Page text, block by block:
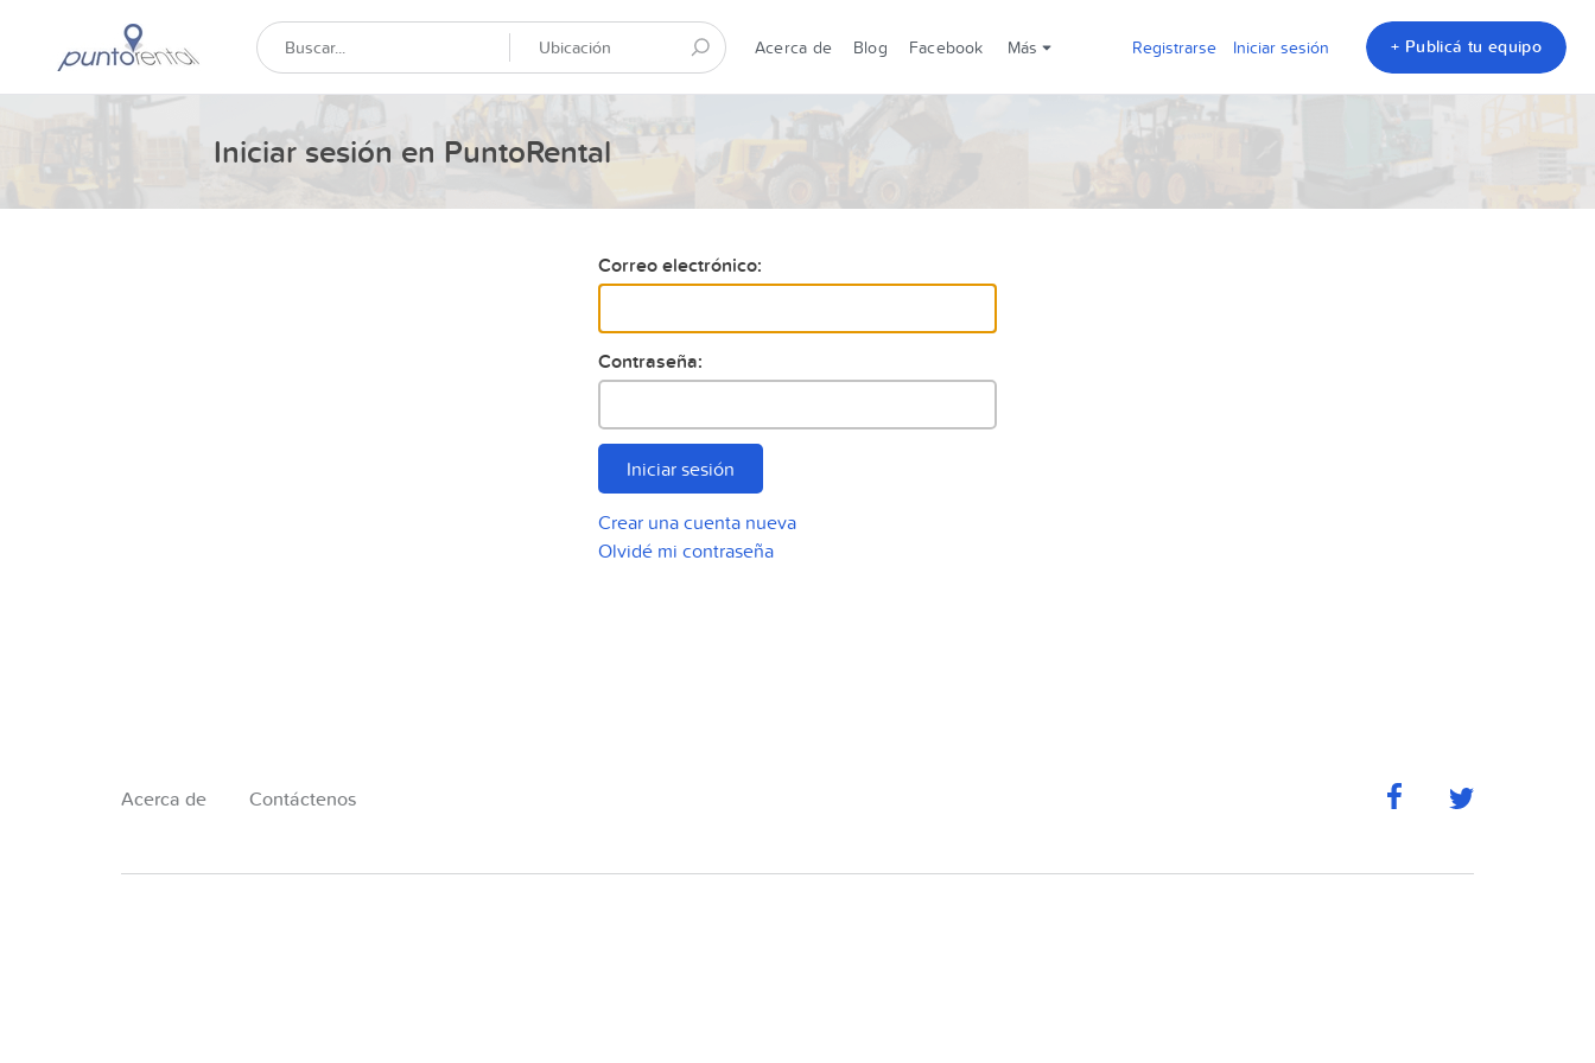
Acerca de Blog Facebook Más Registrarse Iniciar sesión + Publicá tu equipo
Iniciar sesión en PuntoRental
Correo electrónico:
Contraseña:
Iniciar sesión
Crear una cuenta nueva
Olvidé mi contraseña
Acerca de Contáctenos